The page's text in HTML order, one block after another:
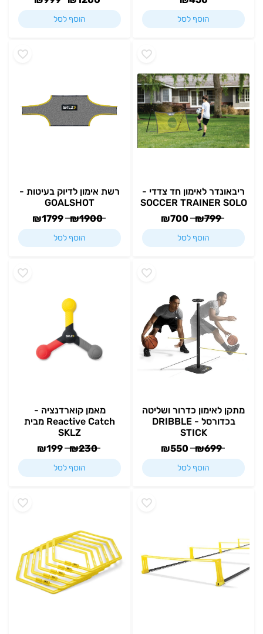
הוסף לסל הוסף לסל
ריבאונדר לאימון חד צדדי -
SOCCER TRAINER SOLO
₪799
₪700
הוסף לסל
רשת אימון לדיוק בעיטות -
GOALSHOT
₪1900
₪1799
הוסף לסל
מתקן לאימון כדרור ושליטה
בכדורסל - DRIBBLE
STICK
₪699
₪550
הוסף לסל
מאמן קוארדנציה -
Reactive Catch מבית
SKLZ
₪230
₪199
הוסף לסל